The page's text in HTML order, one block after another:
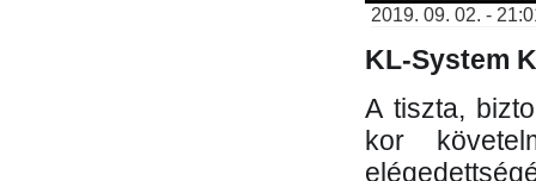
2019. 09. 02. -
KL-System
A tiszta,
kor